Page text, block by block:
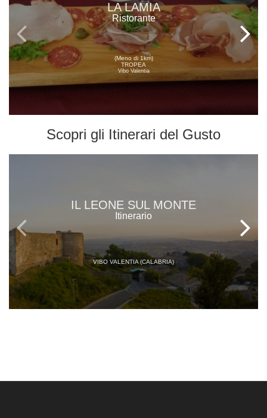
LA LAMIA
Ristorante
(Meno di 1km)
TROPEA
Vibo Valentia
Scopri gli Itinerari del Gusto
IL LEONE SUL MONTE
Itinerario
VIBO VALENTIA (CALABRIA)